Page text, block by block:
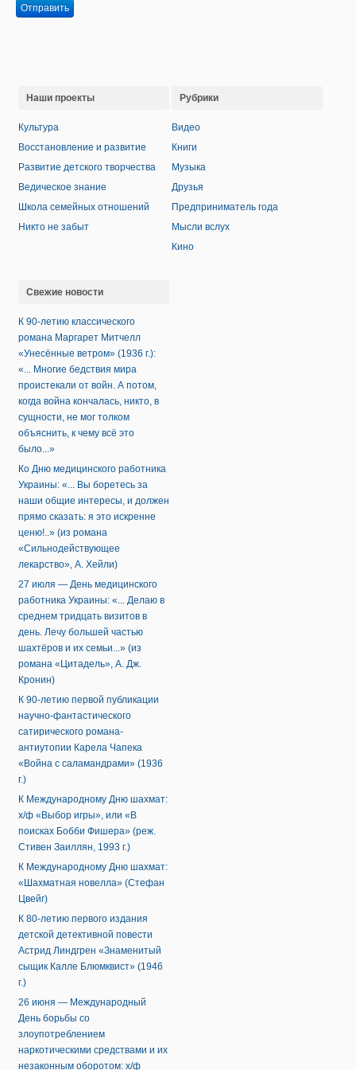
Отправить
Наши проекты
Культура
Восстановление и развитие
Развитие детского творчества
Ведическое знание
Школа семейных отношений
Никто не забыт
Рубрики
Видео
Книги
Музыка
Друзья
Предприниматель года
Мысли вслух
Кино
Свежие новости
К 90-летию классического
романа Маргарет Митчелл
«Унесённые ветром» (1936 г.):
«... Многие бедствия мира
проистекали от войн. А потом,
когда война кончалась, никто, в
сущности, не мог толком
объяснить, к чему всё это
было...»
Ко Дню медицинского работника
Украины: «... Вы боретесь за
наши общие интересы, и должен
прямо сказать: я это искренне
ценю!..» (из романа
«Сильнодействующее
лекарство», А. Хейли)
27 июля — День медицинского
работника Украины: «... Делаю в
среднем тридцать визитов в
день. Лечу большей частью
шахтёров и их семьи...» (из
романа «Цитадель», А. Дж.
Кронин)
К 90-летию первой публикации
научно-фантастического
сатирического романа-
антиутопии Карела Чапека
«Война с саламандрами» (1936
г.)
К Международному Дню шахмат:
х/ф «Выбор игры», или «В
поисках Бобби Фишера» (реж.
Стивен Заиллян, 1993 г.)
К Международному Дню шахмат:
«Шахматная новелла» (Стефан
Цвейг)
К 80-летию первого издания
детской детективной повести
Астрид Линдгрен «Знаменитый
сыщик Калле Блюмквист» (1946
г.)
26 июня — Международный
День борьбы со
злоупотреблением
наркотическими средствами и их
незаконным оборотом: х/ф